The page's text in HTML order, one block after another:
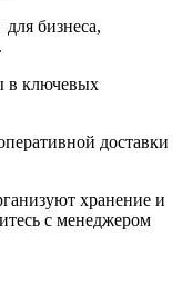
бизнеса,
в ключевых
доставки
хранение и
с менеджером